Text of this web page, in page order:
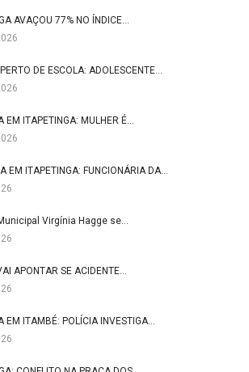
AVAÇOU 77% NO ÍNDICE…
DE ESCOLA: ADOLESCENTE…
EM ITAPETINGA: MULHER É…
EM ITAPETINGA: FUNCIONÁRIA DA…
Virgínia Hagge se…
APONTAR SE ACIDENTE…
EM ITAMBÉ: POLÍCIA INVESTIGA…